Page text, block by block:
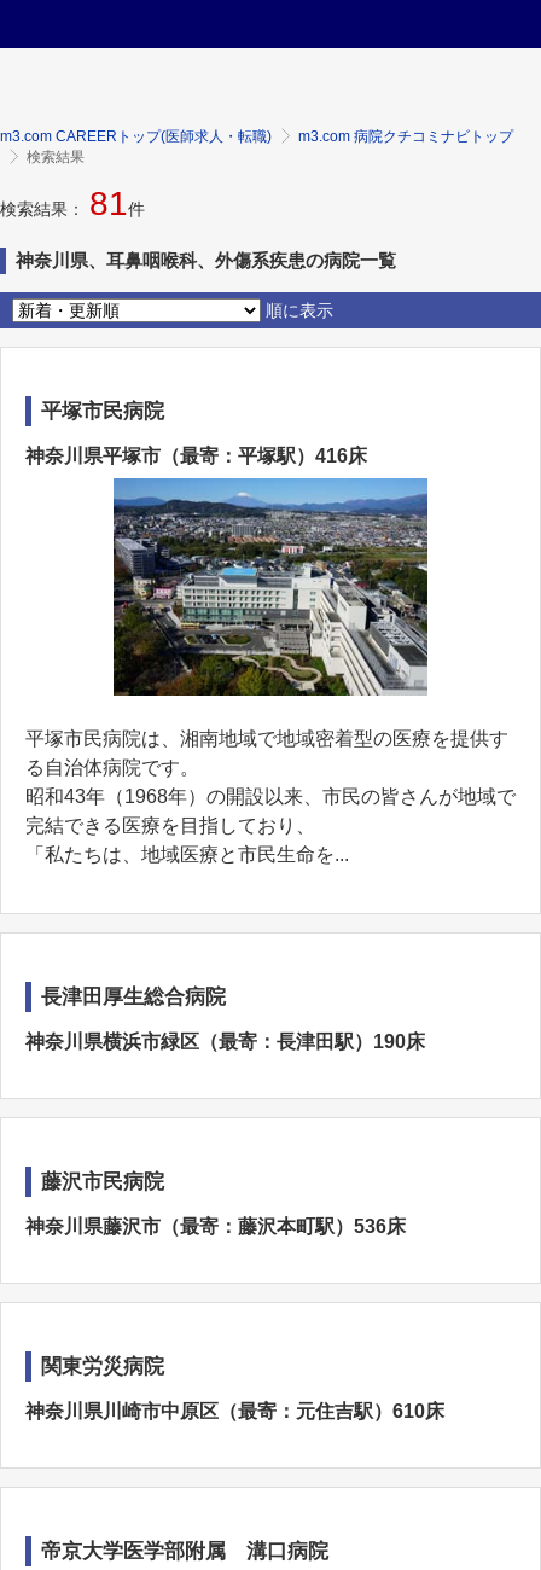
m3.com CAREERトップ(医師求人・転職)
m3.com 病院クチコミナビトップ
検索結果
検索結果： 81件
神奈川県、耳鼻咽喉科、外傷系疾患の病院一覧
順に表示
平塚市民病院
神奈川県平塚市（最寄：平塚駅）416床
平塚市民病院は、湘南地域で地域密着型の医療を提供す
る自治体病院です。
昭和43年（1968年）の開設以来、市民の皆さんが地域で
完結できる医療を目指しており、
「私たちは、地域医療と市民生命を...
長津田厚生総合病院
神奈川県横浜市緑区（最寄：長津田駅）190床
藤沢市民病院
神奈川県藤沢市（最寄：藤沢本町駅）536床
関東労災病院
神奈川県川崎市中原区（最寄：元住吉駅）610床
帝京大学医学部附属 溝口病院